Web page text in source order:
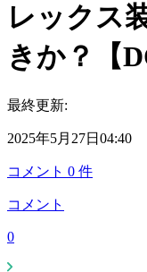
レックス
きか？【
最終更新:
2025年5月27日04:40
コメント 0 件
コメント
0